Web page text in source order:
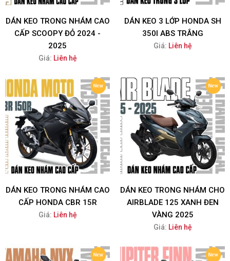
DÁN KEO TRONG NHÁM CAO
CẤP SCOOPY ĐỎ 2024 -
2025
Giá: Liên hệ
DÁN KEO 3 LỚP HONDA SH
350I ABS TRẮNG
Giá: Liên hệ
DÁN KEO TRONG NHÁM CAO
CẤP HONDA CBR 15R
Giá: Liên hệ
DÁN KEO TRONG NHÁM CHO
AIRBLADE 125 XANH ĐEN
VÀNG 2025
Giá: Liên hệ